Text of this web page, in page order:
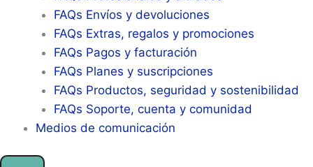
FAQs Envíos y devoluciones
FAQs Extras, regalos y promociones
FAQs Pagos y facturación
FAQs Planes y suscripciones
FAQs Productos, seguridad y sostenibilidad
FAQs Soporte, cuenta y comunidad
Medios de comunicación